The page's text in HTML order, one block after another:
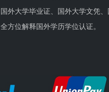
国外大学毕业证、国外大学文凭
全方位解释国外学历学位认证。